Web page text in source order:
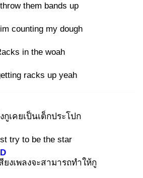
them bands up
counting my dough
in the woah
racks up yeah
กูเคยเป็นเด็กประโปก
try to be the star
ย
D
งเพลงจะสามารถทำให้กู